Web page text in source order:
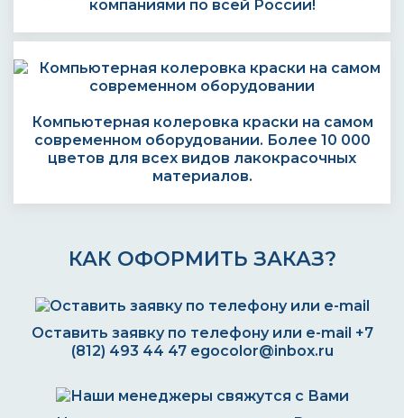
компаниями по всей России!
Компьютерная колеровка краски на самом
современном оборудовании. Более 10 000
цветов для всех видов лакокрасочных
материалов.
КАК ОФОРМИТЬ ЗАКАЗ?
Оставить заявку по телефону или e-mail +7
(812) 493 44 47 egocolor@inbox.ru